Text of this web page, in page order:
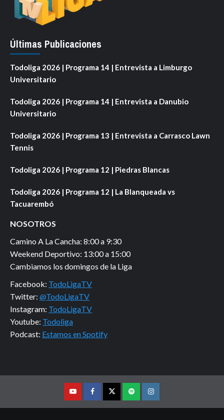
Últimas Publicaciones
Todoliga 2026 | Programa 14 | Entrevista a Limburgo
Universitario
Todoliga 2026 | Programa 14 | Entrevista a Danubio
Universitario
Todoliga 2026 | Programa 13 | Entrevista a Carrasco Lawn
Tennis
Todoliga 2026 | Programa 12 | Piedras Blancas
Todoliga 2026 | Programa 12 | La Blanqueada vs
Tacuarembó
NOSOTROS
Camino A La Cancha: 8:00 a 9:30
Weekend Deportivo: 13:00 a 15:00
Cambiamos los domingos de la Liga
Facebook: TodoLigaTV
Twitter: @TodoLigaTV
Instagram: TodoLigaTV
Youtube: Todoliga
Podcast: Estamos en Spotify
YoutubeFacebookTwitterPodcastInstagram